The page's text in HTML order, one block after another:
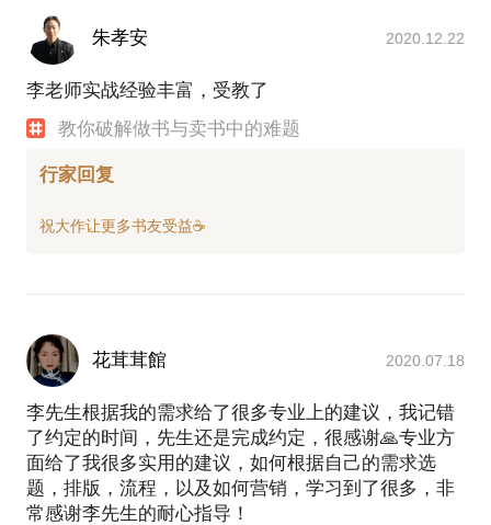
朱孝安 2020.12.22
李老师实战经验丰富，受教了
教你破解做书与卖书中的难题
行家回复
花茸茸館 2020.07.18
李先生根据我的需求给了很多专业上的建议，我记错
了约定的时间，先生还是完成约定，很感谢🙏专业方
面给了我很多实用的建议，如何根据自己的需求选
题，排版，流程，以及如何营销，学习到了很多，非
常感谢李先生的耐心指导！